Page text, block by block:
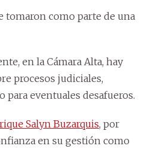
tomaron como parte de una
en la Cámara Alta, hay
procesos judiciales,
para eventuales desafueros.
Salyn Buzarquis, por
en su gestión como